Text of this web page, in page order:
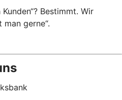
Bestimmt. Wir
man gerne“.